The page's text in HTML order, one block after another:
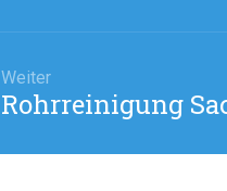
Weiter
Nächster
Rohrreinigung